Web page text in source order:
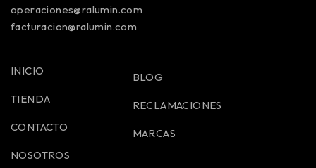
operaciones@ralumin.com
facturacion@ralumin.com
INICIO
TIENDA
CONTACTO
NOSOTROS
BLOG
RECLAMACIONES
MARCAS